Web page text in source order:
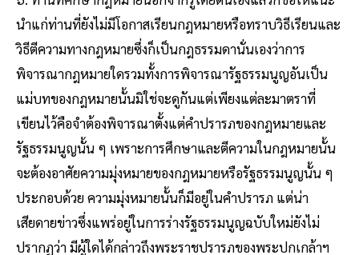
นําแก่ท่านที่ยังไม่มีโอกาสเรียนกฎหมายหรือทราบวิธีเรียนและ
วิธีตีความทางกฎหมายซึ่งก็เป็นกฎธรรมดานั่นเองว่าการ
พิจารณากฎหมายใดรวมทั้งการพิจารณารัฐธรรมนูญอันเป็น
แม่บทของกฎหมายนั้นมิใช่จะดูกันแต่เพียงแต่ละมาตราที่
เขียนไว้คือจําต้องพิจารณาตั้งแต่คําปรารภของกฎหมายและ
รัฐธรรมนูญนั้น ๆ เพราะการศึกษาและตีความในกฎหมายนั้น
จะต้องอาศัยความมุ่งหมายของกฎหมายหรือรัฐธรรมนูญนั้น ๆ
ประกอบด้วย ความมุ่งหมายนั้นก็มีอยู่ในคําปรารภ แต่น่า
เสียดายข่าวซึ่งแพร่อยู่ในการร่างรัฐธรรมนูญฉบับใหม่ยังไม่
ปรากฏว่า มีผู้ใดได้กล่าวถึงพระราชปรารภของพระปกเกล้าฯ